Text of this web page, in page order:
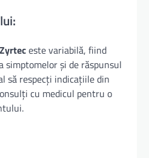
Zyrteceste variabilă, fiind
și de răspunsul
să respecți indicațiile din
cu medicul pentru o